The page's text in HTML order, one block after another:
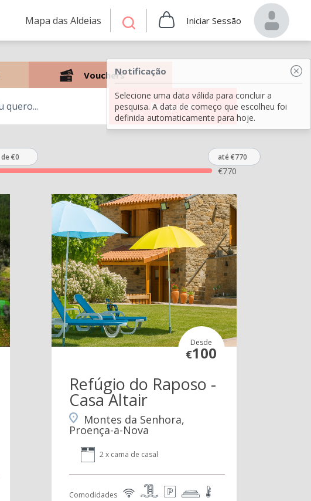
Mapa das Aldeias Iniciar Sessão
Notificação
Selecione uma data válida para concluir a
pesquisa. A data de começo que escolheu foi
definida automaticamente para hoje.
Vouchers
Pesquisar
de €0 até €770
€770
Desde
€100
Refúgio do Raposo -
Casa Altair
Montes da Senhora,
Proença-a-Nova
2 x cama de casal
Comodidades